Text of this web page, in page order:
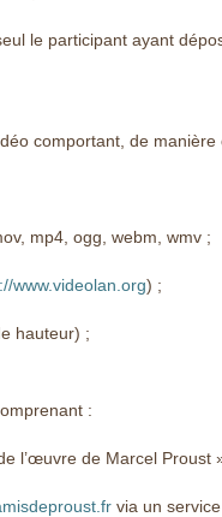
le participant ayant
comportant, de
mp4, ogg, webm, wmv ;
www.videolan.org) ;
hauteur) ;
:
l’œuvre de Marcel Proust
via un